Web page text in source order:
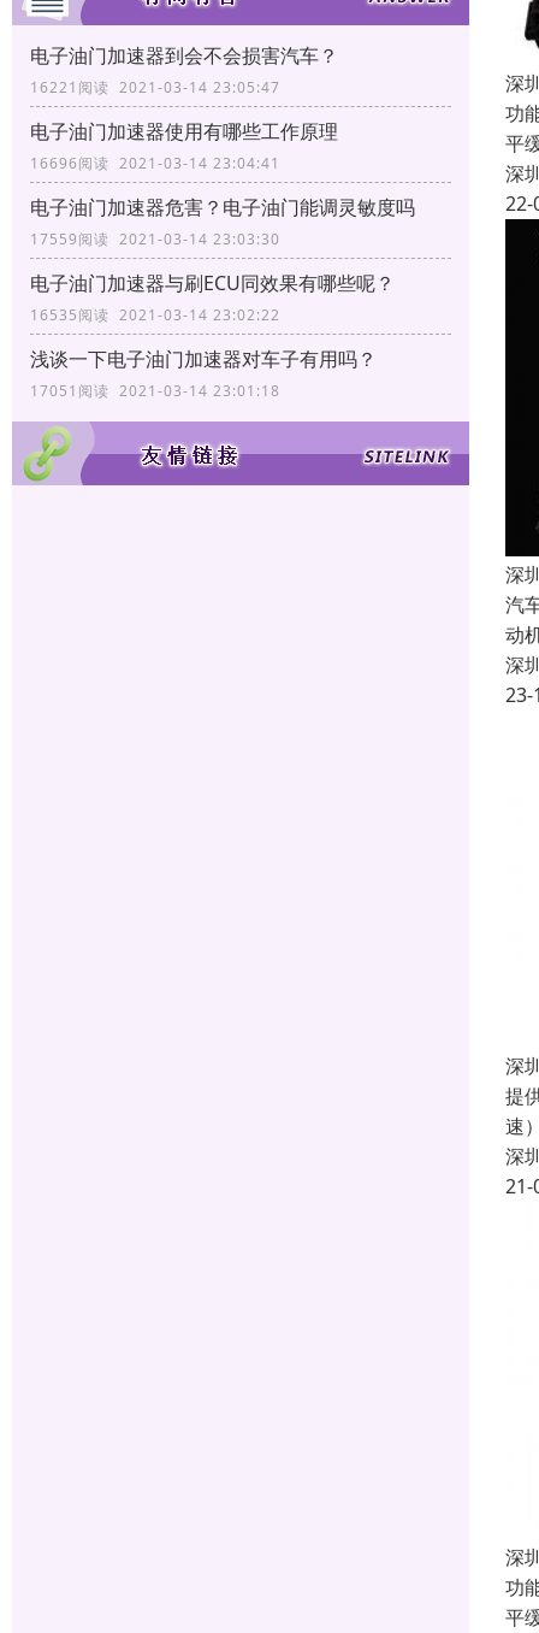
电子油门加速器到会不会损害汽车？
16221阅读 2021-03-14 23:05:47
电子油门加速器使用有哪些工作原理
16696阅读 2021-03-14 23:04:41
电子油门加速器危害？电子油门能调灵敏度吗
17559阅读 2021-03-14 23:03:30
电子油门加速器与刷ECU同效果有哪些呢？
16535阅读 2021-03-14 23:02:22
浅谈一下电子油门加速器对车子有用吗？
17051阅读 2021-03-14 23:01:18
深
功
平
深
22-
深
汽
动
深
23-
深
提
速
深
21-
深
功
平